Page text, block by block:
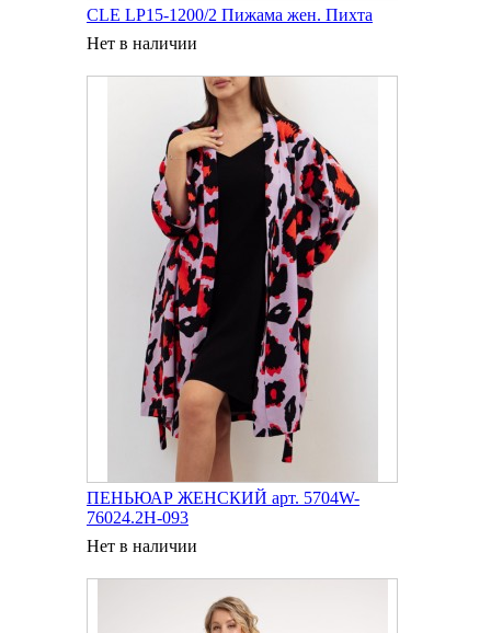
CLE LP15-1200/2 Пижама жен. Пихта
Нет в наличии
ПЕНЬЮАР ЖЕНСКИЙ арт. 5704W-
76024.2H-093
Нет в наличии